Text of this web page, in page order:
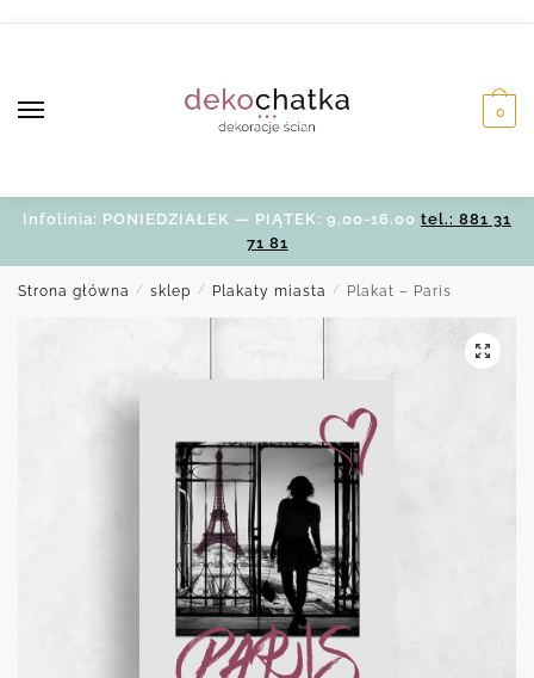
0
Infolinia: PONIEDZIAŁEK — PIĄTEK: 9.00-16.00 tel.: 881 31
71 81
Strona główna / sklep / Plakaty miasta / Plakat – Paris